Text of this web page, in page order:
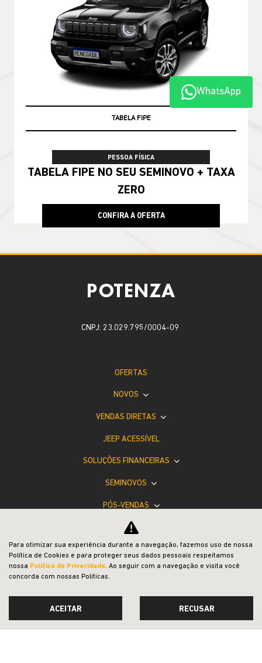
TABELA FIPE
PESSOA FÍSICA
TABELA FIPE NO SEU SEMINOVO + TAXA
ZERO
CONFIRA A OFERTA
WhatsApp
CNPJ: 23.029.795/0004-09
OFERTAS
NOVOS
VENDAS DIRETAS
JEEP ACESSÍVEL
SOLUÇÕES FINANCEIRAS
SEMINOVOS
PÓS-VENDAS
INSTITUCIONAL
Para otimizar sua experiência durante a navegação, fazemos uso de nossa
Política de Cookies e para proteger seus dados pessoais respeitamos
nossa Política de Privacidade. Ao seguir com a navegação e visita você
concorda com nossas Políticas.
ACEITAR RECUSAR